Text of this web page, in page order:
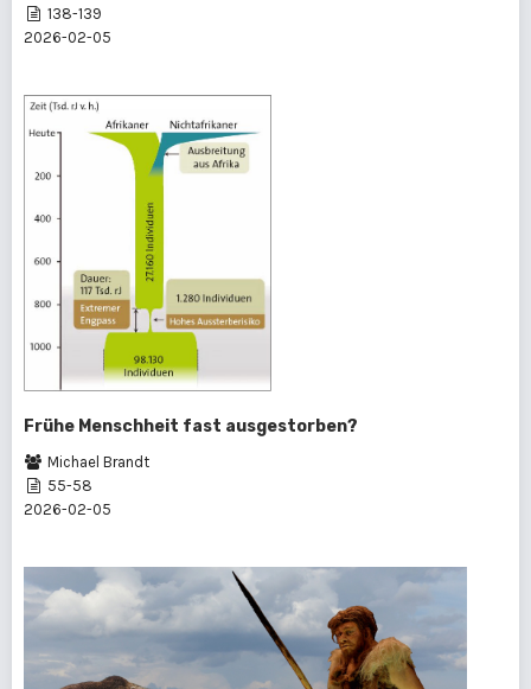
138-139
2026-02-05
Frühe Menschheit fast ausgestorben?
Michael Brandt
55-58
2026-02-05